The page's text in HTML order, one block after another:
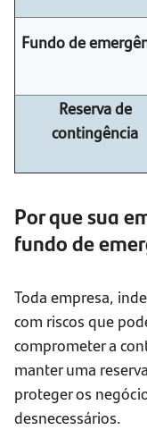
Fundo de
Reserva de
contingência
Por que sua
fundo de
Toda empresa,
com riscos que
comprometer a
manter uma
proteger os
desnecessários.